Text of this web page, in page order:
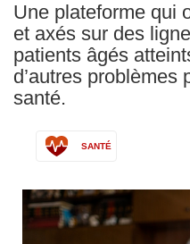
Une plateforme qui
et axés sur des
patients âgés
d’autres problèmes
santé.
SANTÉ